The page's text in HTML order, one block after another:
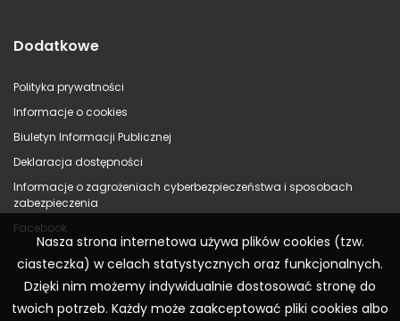
Dodatkowe
Polityka prywatności
Informacje o cookies
Biuletyn Informacji Publicznej
Deklaracja dostępności
Informacje o zagrożeniach cyberbezpieczeństwa i sposobach
zabezpieczenia
Facebook
Nasza strona internetowa używa plików cookies (tzw.
ciasteczka) w celach statystycznych oraz funkcjonalnych.
Dzięki nim możemy indywidualnie dostosować stronę do
twoich potrzeb. Każdy może zaakceptować pliki cookies albo